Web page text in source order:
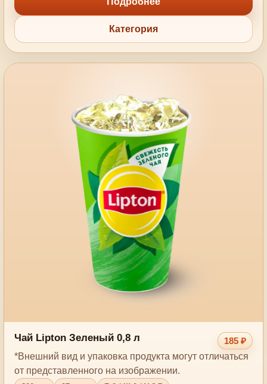
Категория
Чай Lipton Зеленый 0,8 л
185 ₽
*Внешний вид и упаковка продукта могут отличаться
от представленного на изображении.